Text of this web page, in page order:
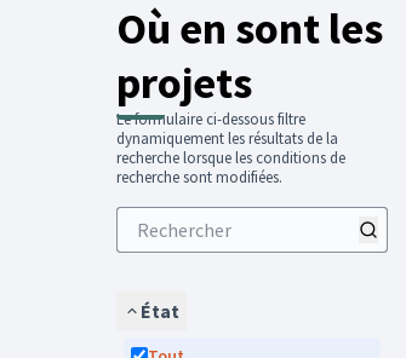
Où en sont les
projets
Le formulaire ci-dessous filtre
dynamiquement les résultats de la
recherche lorsque les conditions de
recherche sont modifiées.
État